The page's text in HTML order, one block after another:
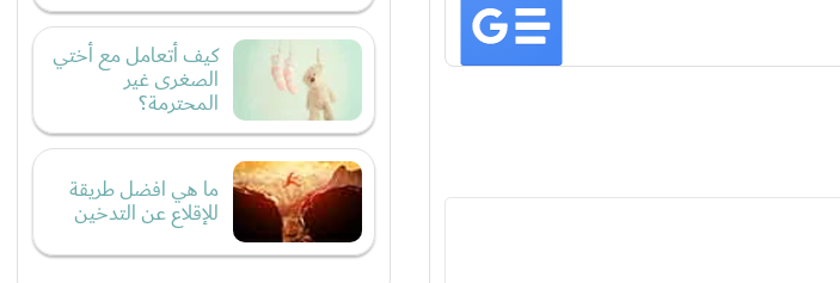
كيف أتعامل مع أختي
الصغرى غير
المحترمة؟
ما هي افضل طريقة
للإقلاع عن التدخين